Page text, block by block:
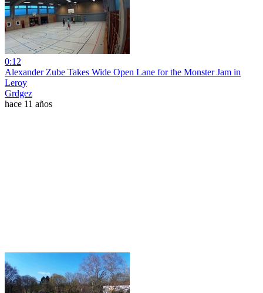
0:12
Alexander Zube Takes Wide Open Lane for the Monster Jam in
Leroy
Grdgez
hace 11 años